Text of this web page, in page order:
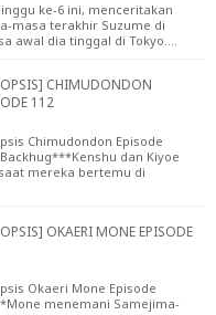
ke-6 ini, menceritakan
masa terakhir Suzume di
awal dia tinggal di Tokyo.…
CHIMUDONDON
112
Chimudondon Episode
Backhug***Kenshu dan Kiyoe
mereka bertemu di
OKAERI MONE EPISODE
Okaeri Mone Episode
menemani Samejima-